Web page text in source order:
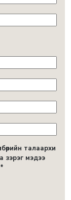
талаархи
зэрэг мэдээ